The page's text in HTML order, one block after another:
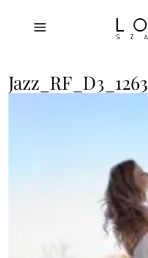
Jazz_RF_D3_1263